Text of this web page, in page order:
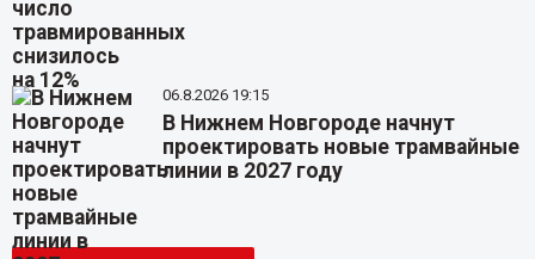
06.8.2026 19:15
В Нижнем Новгороде начнут
проектировать новые трамвайные
линии в 2027 году